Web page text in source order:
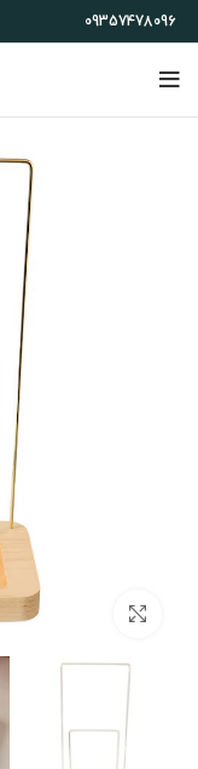
09357478096
بزرگنمایی تصویر